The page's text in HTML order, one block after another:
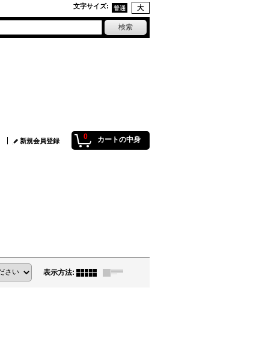
文字サイズ:
0 カートの中身
新規会員登録
表示方法: